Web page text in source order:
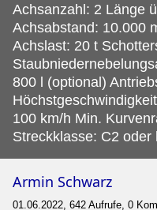
Achsanzahl: 2 Länge
Achsabstand: 10.000
Achslast: 20 t
800 l (optional)
100 km/h Min.
Streckklasse: C2
Armin Schwarz
01.06.2022, 642 Aufrufe, 0